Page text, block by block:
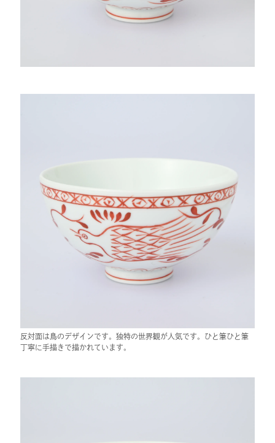
反対面は鳥のデザインです。独特の世界観が人気です。ひと筆ひと筆
丁寧に手描きで描かれています。